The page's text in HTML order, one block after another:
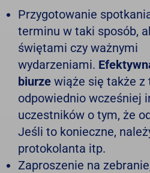
Przygotowanie
terminu w taki sposób,
świętami czy ważnymi
wydarzeniami.
biurze wiąże się także z
odpowiednio wcześniej
uczestników o tym, że
Jeśli to konieczne,
protokolanta itp.
Zaproszenie na